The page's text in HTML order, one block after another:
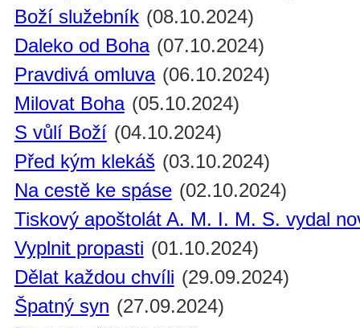
Boží služebník (08.10.2024)
Daleko od Boha (07.10.2024)
Pravdivá omluva (06.10.2024)
Milovat Boha (05.10.2024)
S vůlí Boží (04.10.2024)
Před kým klekáš (03.10.2024)
Na cestě ke spáse (02.10.2024)
Tiskový apoštolát A. M. I. M. S. vydal
Vyplnit propasti (01.10.2024)
Dělat každou chvíli (29.09.2024)
Špatný syn (27.09.2024)